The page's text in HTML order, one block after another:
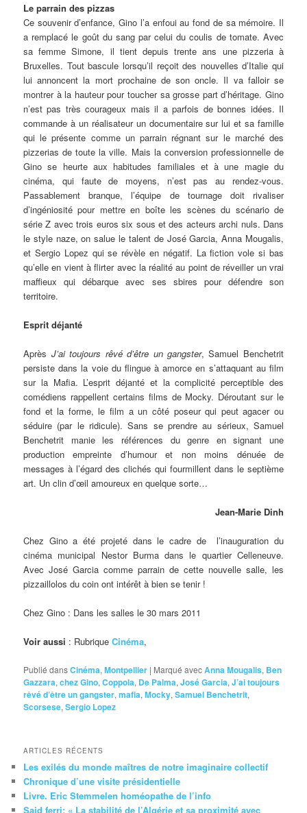
Le parrain des pizzas
Ce souvenir d’enfance, Gino l’a enfoui au fond de sa mémoire. Il
a remplacé le goût du sang par celui du coulis de tomate. Avec
sa femme Simone, il tient depuis trente ans une pizzeria à
Bruxelles. Tout bascule lorsqu’il reçoit des nouvelles d’Italie qui
lui annoncent la mort prochaine de son oncle. Il va falloir se
montrer à la hauteur pour toucher sa grosse part d’héritage. Gino
n’est pas très courageux mais il a parfois de bonnes idées. Il
commande à un réalisateur un documentaire sur lui et sa famille
qui le présente comme un parrain régnant sur le marché des
pizzerias de toute la ville. Mais la conversion professionnelle de
Gino se heurte aux habitudes familiales et à une magie du
cinéma, qui faute de moyens, n’est pas au rendez-vous.
Passablement branque, l’équipe de tournage doit rivaliser
d’ingéniosité pour mettre en boîte les scènes du scénario de
série Z avec trois euros six sous et des acteurs archi nuls. Dans
le style naze, on salue le talent de José Garcia, Anna Mougalis,
et Sergio Lopez qui se révèle en négatif. La fiction vole si bas
qu’elle en vient à flirter avec la réalité au point de réveiller un vrai
maffieux qui débarque avec ses sbires pour défendre son
territoire.
Esprit déjanté
Après J’ai toujours rêvé d’être un gangster, Samuel Benchetrit
persiste dans la voie du flingue à amorce en s’attaquant au film
sur la Mafia. L’esprit déjanté et la complicité perceptible des
comédiens rappellent certains films de Mocky. Déroutant sur le
fond et la forme, le film a un côté poseur qui peut agacer ou
séduire (par le ridicule). Sans se prendre au sérieux, Samuel
Benchetrit manie les références du genre en signant une
production empreinte d’humour et non moins dénuée de
messages à l’égard des clichés qui fourmillent dans le septième
art. Un clin d’œil amoureux en quelque sorte…
Jean-Marie Dinh
Chez Gino a été projeté dans le cadre de l’inauguration du
cinéma municipal Nestor Burma dans le quartier Celleneuve.
Avec José Garcia comme parrain de cette nouvelle salle, les
pizzaillolos du coin ont intérêt à bien se tenir !
Chez Gino : Dans les salles le 30 mars 2011
Voir aussi : RubriqueCinéma,
Publié dansCinéma,Montpellier | Marqué avecAnna Mougalis, Ben
Gazzara,chez Gino,Coppola, De Palma,José Garcia,J’ai toujours
rêvé d’être un gangster,mafia,Mocky,Samuel Benchetrit,
Scorsese,Sergio Lopez
ARTICLES RÉCENTS
Les exilés du monde maîtres de notre imaginaire collectif
Chronique d’une visite présidentielle
Livre. Eric Stemmelen homéopathe de l’info
Said ferri: « La stabilité de l’Algérie et sa proximité avec